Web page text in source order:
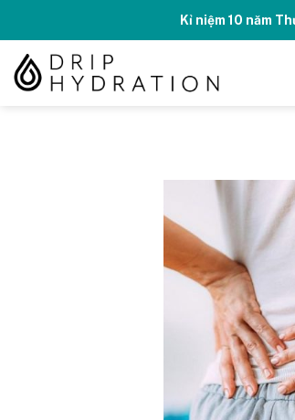
content
Kỉ niệm 10 năm